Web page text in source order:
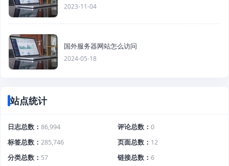
2023-11-04
国外服务器网站怎么访问
2024-05-18
站点统计
日志总数 86,994 评论总数
0
标签总数
285,746 页面总数
12
分类总数
57 链接总数
6